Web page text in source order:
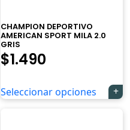
CHAMPION DEPORTIVO
AMERICAN SPORT MILA 2.0
GRIS
$1.490
Seleccionar opciones